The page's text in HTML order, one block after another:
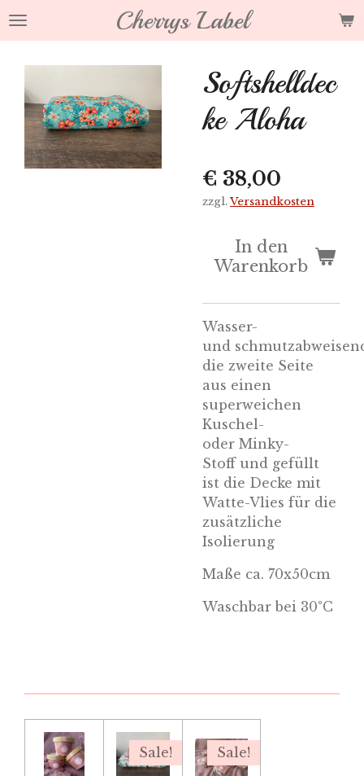
Zum
Cherrys Label
Softshelldec
ke Aloha
€ 38,00
zzgl.Versandkosten
In den
Warenkorb
Wasser-
und
die zweite Seite
aus einen
superweichen
Kuschel-
oder Minky-
Stoffund gefüllt
ist die Decke mit
Watte-Vlies für die
zusätzliche
Isolierung
Maße ca. 70x50cm
Waschbar bei 30°C
Sale! Sale!